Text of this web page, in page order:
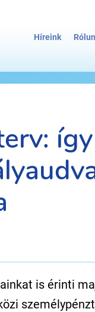
Híreink
is érinti